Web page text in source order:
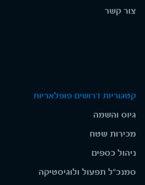
צור קשר
קטגוריות דרושים פופלאריות
גיוס והשמה
מכירות שטח
ניהול כספים
סמנכ"ל תפעול ולוגיסטיקה